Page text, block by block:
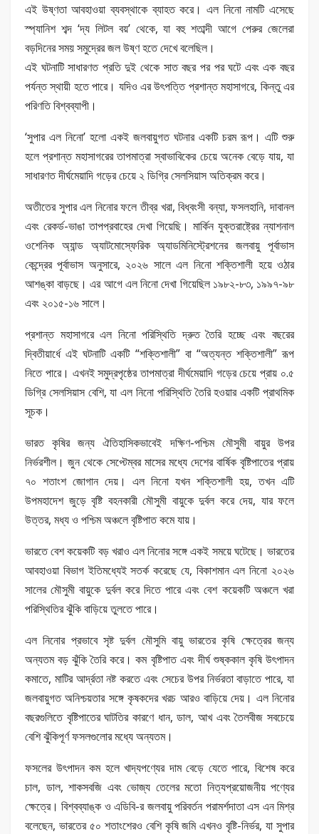
এই উষ্ণতা আবহাওয়া ব্যবস্থাকে ব্যাহত করে। এল নিনো নামটি এসেছে
স্প্যানিশ শব্দ ‘দ্য লিটল বয়’ থেকে, যা বহু শতাব্দী আগে পেরুর জেলেরা
বড়দিনের সময় সমুদ্রের জল উষ্ণ হতে দেখে বলেছিল।
এই ঘটনাটি সাধারণত প্রতি দুই থেকে সাত বছর পর পর ঘটে এবং এক বছর
পর্যন্ত স্থায়ী হতে পারে। যদিও এর উৎপত্তি প্রশান্ত মহাসাগরে, কিন্তু এর
পরিণতি বিশ্বব্যাপী।
‘সুপার এল নিনো’ হলো একই জলবায়ুগত ঘটনার একটি চরম রূপ। এটি শুরু
হলে প্রশান্ত মহাসাগরের তাপমাত্রা স্বাভাবিকের চেয়ে অনেক বেড়ে যায়, যা
সাধারণত দীর্ঘমেয়াদি গড়ের চেয়ে ২ ডিগ্রি সেলসিয়াস অতিক্রম করে।
অতীতের সুপার এল নিনোর ফলে তীব্র খরা, বিধ্বংসী বন্যা, ফসলহানি, দাবানল
এবং রেকর্ড-ভাঙা তাপপ্রবাহের দেখা গিয়েছি। মার্কিন যুক্তরাষ্ট্রের ন্যাশনাল
ওশেনিক অ্যান্ড অ্যাটমোস্ফেরিক অ্যাডমিনিস্ট্রেশনের জলবায়ু পূর্বাভাস
কেন্দ্রের পূর্বাভাস অনুসারে, ২০২৬ সালে এল নিনো শক্তিশালী হয়ে ওঠার
আশঙ্কা বাড়ছে। এর আগে এল নিনো দেখা গিয়েছিল ১৯৮২-৮৩, ১৯৯৭-৯৮
এবং ২০১৫-১৬ সালে।
প্রশান্ত মহাসাগরে এল নিনো পরিস্থিতি দ্রুত তৈরি হচ্ছে এবং বছরের
দ্বিতীয়ার্ধে এই ঘটনাটি একটি “শক্তিশালী” বা “অত্যন্ত শক্তিশালী” রূপ
নিতে পারে। এখনই সমুদ্রপৃষ্ঠের তাপমাত্রা দীর্ঘমেয়াদি গড়ের চেয়ে প্রায় ০.৫
ডিগ্রি সেলসিয়াস বেশি, যা এল নিনো পরিস্থিতি তৈরি হওয়ার একটি প্রাথমিক
সূচক।
ভারত কৃষির জন্য ঐতিহাসিকভাবেই দক্ষিণ-পশ্চিম মৌসুমী বায়ুর উপর
নির্ভরশীল। জুন থেকে সেপ্টেম্বর মাসের মধ্যে দেশের বার্ষিক বৃষ্টিপাতের প্রায়
৭০ শতাংশ জোগান দেয়। এল নিনো যখন শক্তিশালী হয়, তখন এটি
উপমহাদেশ জুড়ে বৃষ্টি বহনকারী মৌসুমী বায়ুকে দুর্বল করে দেয়, যার ফলে
উত্তর, মধ্য ও পশ্চিম অঞ্চলে বৃষ্টিপাত কমে যায়।
ভারতে বেশ কয়েকটি বড় খরাও এল নিনোর সঙ্গে একই সময়ে ঘটেছে। ভারতের
আবহাওয়া বিভাগ ইতিমধ্যেই সতর্ক করেছে যে, বিকাশমান এল নিনো ২০২৬
সালের মৌসুমী বায়ুকে দুর্বল করে দিতে পারে এবং বেশ কয়েকটি অঞ্চলে খরা
পরিস্থিতির ঝুঁকি বাড়িয়ে তুলতে পারে।
এল নিনোর প্রভাবে সৃষ্ট দুর্বল মৌসুমি বায়ু ভারতের কৃষি ক্ষেত্রের জন্য
অন্যতম বড় ঝুঁকি তৈরি করে। কম বৃষ্টিপাত এবং দীর্ঘ শুষ্ককাল কৃষি উৎপাদন
কমাতে, মাটির আর্দ্রতা নষ্ট করতে এবং সেচের উপর নির্ভরতা বাড়াতে পারে, যা
জলবায়ুগত অনিশ্চয়তার সঙ্গে কৃষকদের খরচ আরও বাড়িয়ে দেয়। এল নিনোর
বছরগুলিতে বৃষ্টিপাতের ঘাটতির কারণে ধান, ডাল, আখ এবং তৈলবীজ সবচেয়ে
বেশি ঝুঁকিপূর্ণ ফসলগুলোর মধ্যে অন্যতম।
ফসলের উৎপাদন কম হলে খাদ্যপণ্যের দাম বেড়ে যেতে পারে, বিশেষ করে
চাল, ডাল, শাকসবজি এবং ভোজ্য তেলের মতো নিত্যপ্রয়োজনীয় পণ্যের
ক্ষেত্রে। বিশ্বব্যাঙ্ক ও এডিবি-র জলবায়ু পরিবর্তন পরামর্শদাতা এস এন মিশ্র
বলেছেন, ভারতের ৫০ শতাংশেরও বেশি কৃষি জমি এখনও বৃষ্টি-নির্ভর, যা সুপার